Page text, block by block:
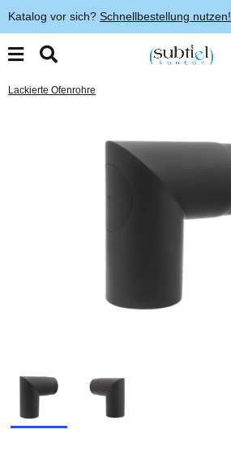
Katalog vor sich? Schnellbestellung nutzen!
Lackierte Ofenrohre